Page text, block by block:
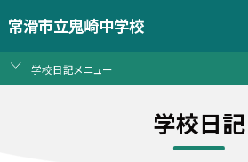
常滑市立鬼崎中学校
学校日記メニュー
学校日記